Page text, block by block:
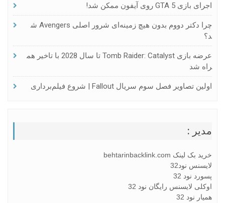
اجرای بازی GTA 5 روی آیفون ممکن شد!
چرا دکتر دووم بدون هیچ زمینه‌ای شرور اصلی Avengers ش
د؟
عرضه بازی Tomb Raider: Catalyst تا سال 2028 با تاخیر هم
راه شد
اولین تصاویر فصل سوم سریال Fallout | شروع فیلم‌برداری
مدیر :
خرید بک لینک behtarinbacklink.com
لایسنس نود32
پسورد نود 32
اوکلی لایسنس رایگان نود 32
همیار نود 32